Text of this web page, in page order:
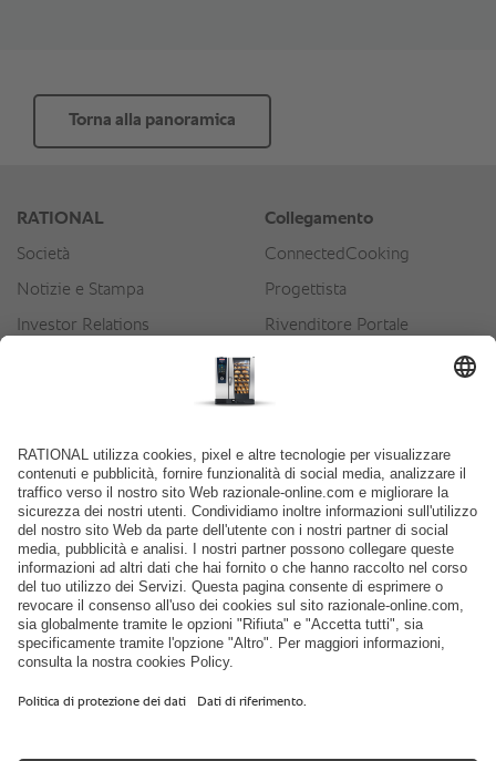
Torna alla panoramica